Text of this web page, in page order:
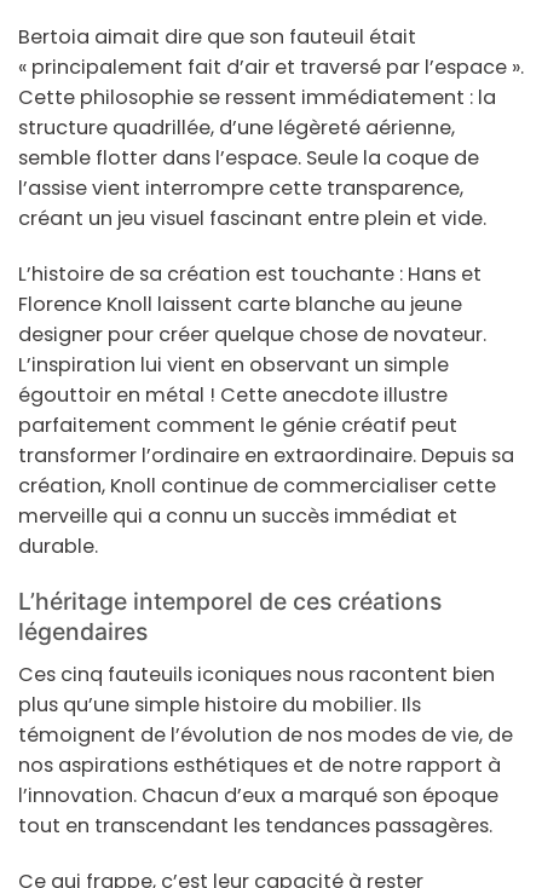
Bertoia aimait dire que son fauteuil était
« principalement fait d’air et traversé par l’espace ».
Cette philosophie se ressent immédiatement : la
structure quadrillée, d’une légèreté aérienne,
semble flotter dans l’espace. Seule la coque de
l’assise vient interrompre cette transparence,
créant un jeu visuel fascinant entre plein et vide.
L’histoire de sa création est touchante : Hans et
Florence Knoll laissent carte blanche au jeune
designer pour créer quelque chose de novateur.
L’inspiration lui vient en observant un simple
égouttoir en métal ! Cette anecdote illustre
parfaitement comment le génie créatif peut
transformer l’ordinaire en extraordinaire. Depuis sa
création, Knoll continue de commercialiser cette
merveille qui a connu un succès immédiat et
durable.
L’héritage intemporel de ces créations
légendaires
Ces cinq fauteuils iconiques nous racontent bien
plus qu’une simple histoire du mobilier. Ils
témoignent de l’évolution de nos modes de vie, de
nos aspirations esthétiques et de notre rapport à
l’innovation. Chacun d’eux a marqué son époque
tout en transcendant les tendances passagères.
Ce qui frappe, c’est leur capacité à rester